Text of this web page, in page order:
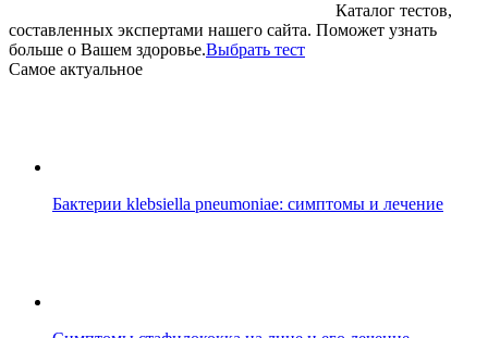
Каталог тестов,
составленных экспертами нашего сайта. Поможет узнать
больше о Вашем здоровье.Выбрать тест
Cамое актуальное
Бактерии klebsiella pneumoniae: симптомы и лечение